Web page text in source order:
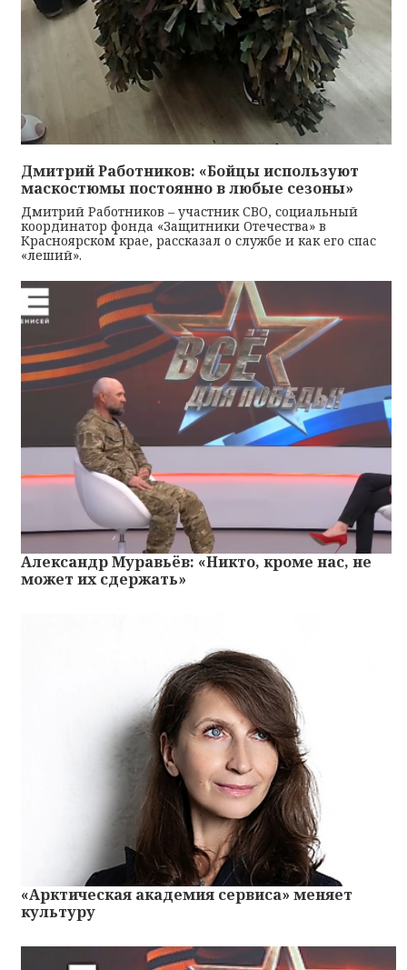
Дмитрий Работников: «Бойцы используют
маскостюмы постоянно в любые сезоны»
Дмитрий Работников – участник СВО, социальный
координатор фонда «Защитники Отечества» в
Красноярском крае, рассказал о службе и как его спас
«леший».
Александр Муравьёв: «Никто, кроме нас, не
может их сдержать»
«Арктическая академия сервиса» меняет
культуру